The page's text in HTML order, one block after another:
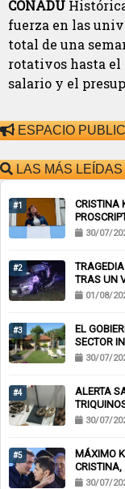
CONADU
fuerza en las
total de una
rotativos hasta el
salario y el
ESPACIO
LAS MÁS LEÍDAS
#1
CRISTINA
PERPETUA
30/07/
#2
TRAS UN
01/08/
#3
EL
SECTOR
30/07/
#4
ALERTA
30/07/
#5
MÁXIMO
CRISTINA,
30/07/